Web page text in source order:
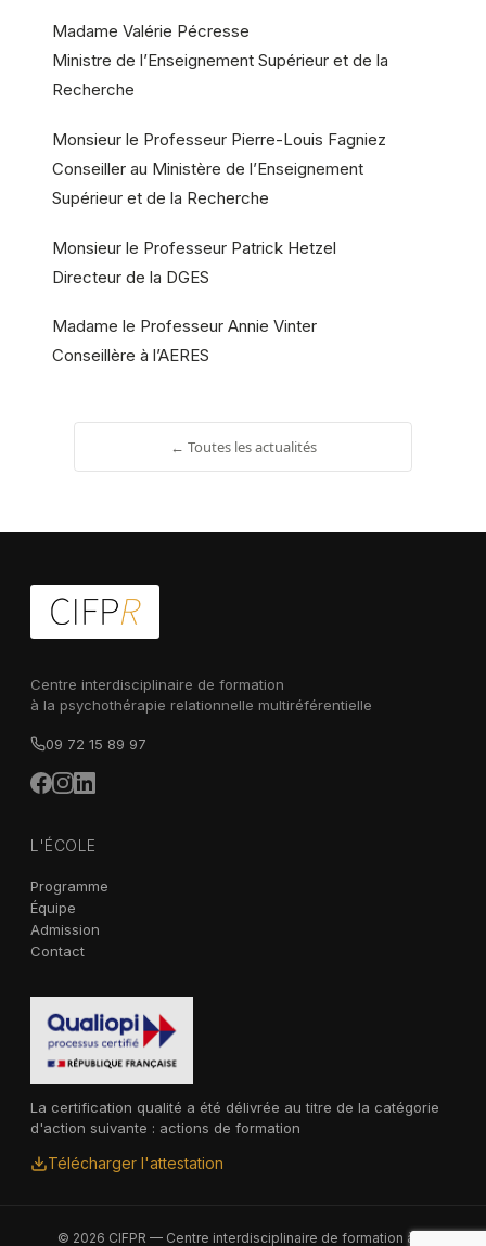
Madame Valérie Pécresse
Ministre de l’Enseignement Supérieur et de la
Recherche
Monsieur le Professeur Pierre-Louis Fagniez
Conseiller au Ministère de l’Enseignement
Supérieur et de la Recherche
Monsieur le Professeur Patrick Hetzel
Directeur de la DGES
Madame le Professeur Annie Vinter
Conseillère à l’AERES
← Toutes les actualités
Centre interdisciplinaire de formation
à la psychothérapie relationnelle multiréférentielle
09 72 15 89 97
L'ÉCOLE
Programme
Équipe
Admission
Contact
La certification qualité a été délivrée au titre de la catégorie
d'action suivante : actions de formation
Télécharger l'attestation
© 2026 CIFPR — Centre interdisciplinaire de formation à la